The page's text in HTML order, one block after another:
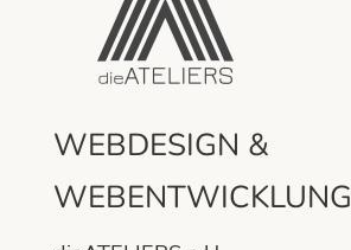
WEBDESIGN &
WEBENTWICKLUNG